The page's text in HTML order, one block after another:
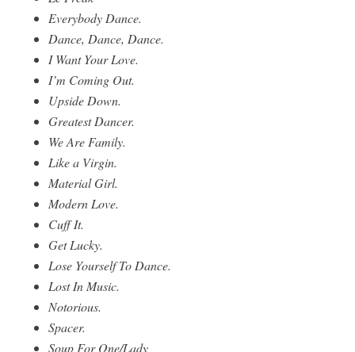
Everybody Dance.
Dance, Dance, Dance.
I Want Your Love.
I’m Coming Out.
Upside Down.
Greatest Dancer.
We Are Family.
Like a Virgin.
Material Girl.
Modern Love.
Cuff It.
Get Lucky.
Lose Yourself To Dance.
Lost In Music.
Notorious.
Spacer.
Soup For One/Lady